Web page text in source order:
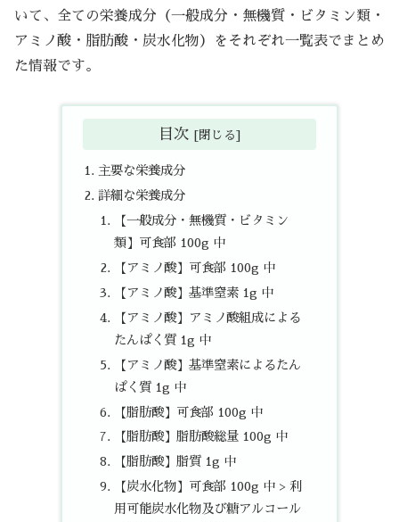
いて、全ての栄養成分（一般成分・無機質・ビタミン類・
アミノ酸・脂肪酸・炭水化物）をそれぞれ一覧表でまとめ
た情報です。
目次
主要な栄養成分
詳細な栄養成分
【一般成分・無機質・ビタミン
類】可食部 100g 中
【アミノ酸】可食部 100g 中
【アミノ酸】基準窒素 1g 中
【アミノ酸】アミノ酸組成による
たんぱく質 1g 中
【アミノ酸】基準窒素によるたん
ぱく質 1g 中
【脂肪酸】可食部 100g 中
【脂肪酸】脂肪酸総量 100g 中
【脂肪酸】脂質 1g 中
【炭水化物】可食部 100g 中 > 利
用可能炭水化物及び糖アルコール